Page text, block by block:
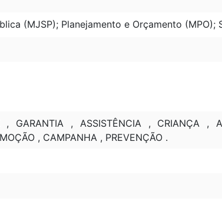
(MJSP); Planejamento e Orçamento (MPO);
, GARANTIA , ASSISTÊNCIA , CRIANÇA ,
, CAMPANHA , PREVENÇÃO .